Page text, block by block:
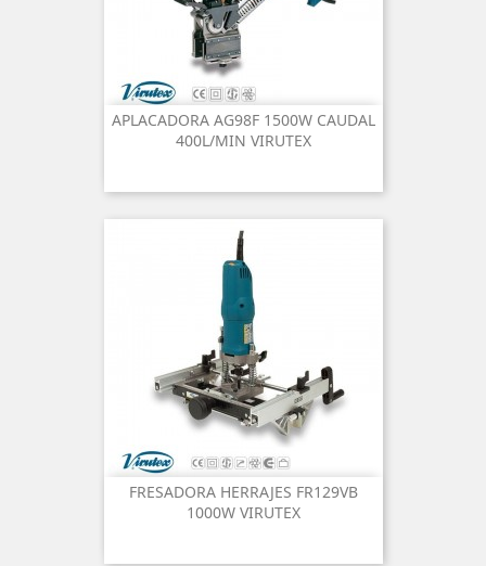
APLACADORA AG98F 1500W CAUDAL
400L/MIN VIRUTEX
FRESADORA HERRAJES FR129VB
1000W VIRUTEX